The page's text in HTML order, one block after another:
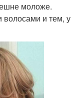
моложе.
волосами и тем, у